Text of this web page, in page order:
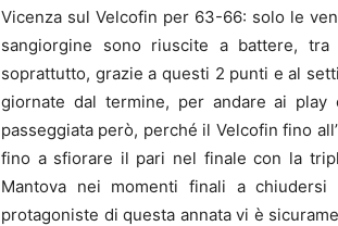
Vicenza sul Velcofin per 63-66: solo le
sangiorgine sono riuscite a battere,
soprattutto, grazie a questi 2 punti e al
giornate dal termine, per andare ai
passeggiata però, perché il Velcofin fino
fino a sfiorare il pari nel finale con la
Mantova nei momenti finali a
protagoniste di questa annata vi è